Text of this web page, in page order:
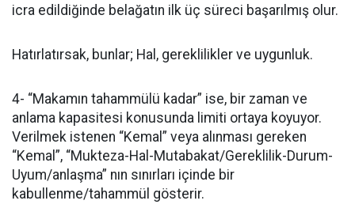
icra edildiğinde belağatın ilk üç süreci başarılmış olur.
Hatırlatırsak, bunlar; Hal, gereklilikler ve uygunluk.
4- “Makamın tahammülü kadar” ise, bir zaman ve
anlama kapasitesi konusunda limiti ortaya koyuyor.
Verilmek istenen “Kemal” veya alınması gereken
“Kemal”, “Mukteza-Hal-Mutabakat/Gereklilik-Durum-
Uyum/anlaşma” nın sınırları içinde bir
kabullenme/tahammül gösterir.